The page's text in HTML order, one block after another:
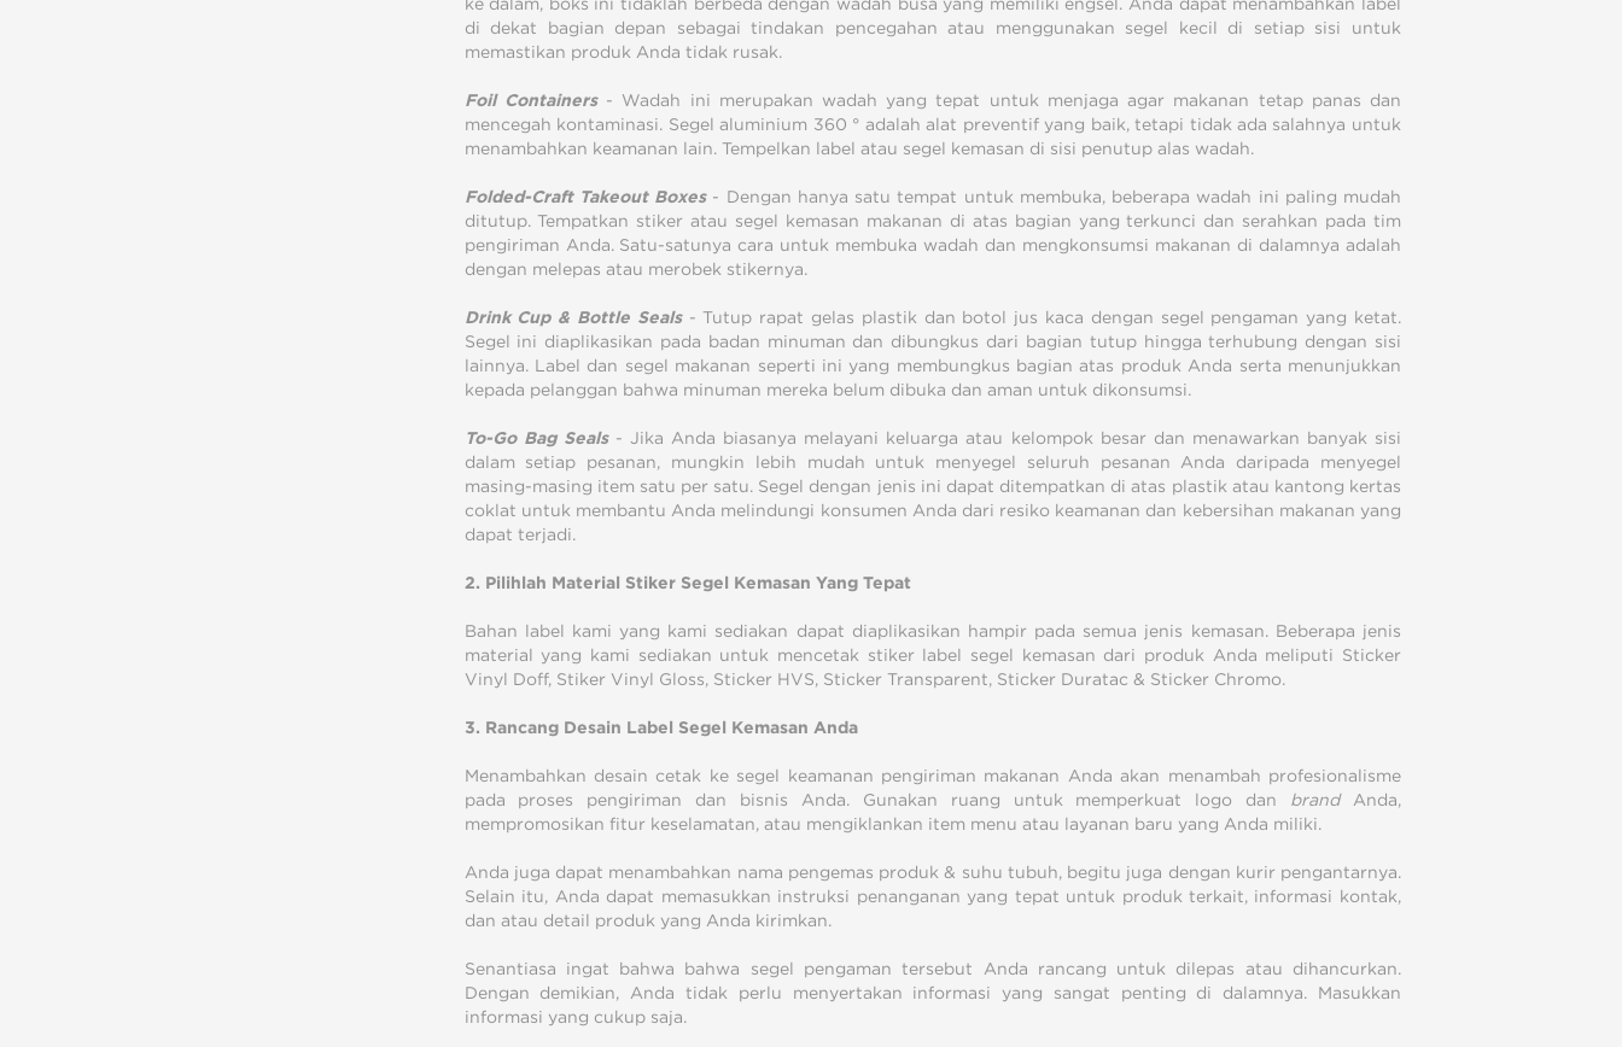
di dekat bagian depan sebagai tindakan pencegahan atau menggunakan segel kecil di setiap sisi untuk
memastikan produk Anda tidak rusak.
Foil Containers- Wadah ini merupakan wadah yang tepat untuk menjaga agar makanan tetap panas dan
mencegah kontaminasi. Segel aluminium 360 ° adalah alat preventif yang baik, tetapi tidak ada salahnya untuk
menambahkan keamanan lain. Tempelkan label atau segel kemasan di sisi penutup alas wadah.
Folded-Craft Takeout Boxes- Dengan hanya satu tempat untuk membuka, beberapa wadah ini paling mudah
ditutup. Tempatkan stiker atau segel kemasan makanan di atas bagian yang terkunci dan serahkan pada tim
pengiriman Anda. Satu-satunya cara untuk membuka wadah dan mengkonsumsi makanan di dalamnya adalah
dengan melepas atau merobek stikernya.
Drink Cup & Bottle Seals- Tutup rapat gelas plastik dan botol jus kaca dengan segel pengaman yang ketat.
Segel ini diaplikasikan pada badan minuman dan dibungkus dari bagian tutup hingga terhubung dengan sisi
lainnya. Label dan segel makanan seperti ini yang membungkus bagian atas produk Anda serta menunjukkan
kepada pelanggan bahwa minuman mereka belum dibuka dan aman untuk dikonsumsi.
To-Go Bag Seals- Jika Anda biasanya melayani keluarga atau kelompok besar dan menawarkan banyak sisi
dalam setiap pesanan, mungkin lebih mudah untuk menyegel seluruh pesanan Anda daripada menyegel
masing-masing item satu per satu. Segel dengan jenis ini dapat ditempatkan di atas plastik atau kantong kertas
coklat untuk membantu Anda melindungi konsumen Anda dari resiko keamanan dan kebersihan makanan yang
dapat terjadi.
2. Pilihlah Material Stiker Segel Kemasan Yang Tepat
Bahan label kami yang kami sediakan dapat diaplikasikan hampir pada semua jenis kemasan. Beberapa jenis
material yang kami sediakan untuk mencetak stiker label segel kemasan dari produk Anda meliputi Sticker
Vinyl Doff, Stiker Vinyl Gloss, Sticker HVS, Sticker Transparent, Sticker Duratac & Sticker Chromo.
3. Rancang Desain Label Segel Kemasan Anda
Menambahkan desain cetak ke segel keamanan pengiriman makanan Anda akan menambah profesionalisme
pada proses pengiriman dan bisnis Anda. Gunakan ruang untuk memperkuat logo dan brandAnda,
mempromosikan fitur keselamatan, atau mengiklankan item menu atau layanan baru yang Anda miliki.
Anda juga dapat menambahkan nama pengemas produk & suhu tubuh, begitu juga dengan kurir pengantarnya.
Selain itu, Anda dapat memasukkan instruksi penanganan yang tepat untuk produk terkait, informasi kontak,
dan atau detail produk yang Anda kirimkan.
Senantiasa ingat bahwa bahwa segel pengaman tersebut Anda rancang untuk dilepas atau dihancurkan.
Dengan demikian, Anda tidak perlu menyertakan informasi yang sangat penting di dalamnya. Masukkan
informasi yang cukup saja.